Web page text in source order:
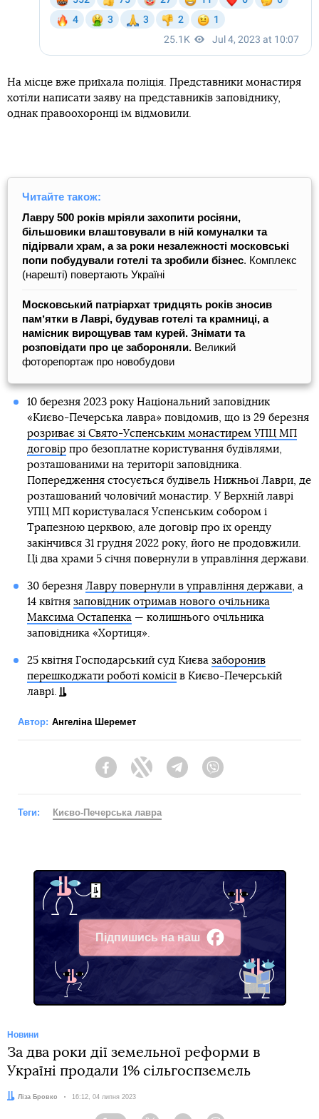
На місце вже приїхала поліція. Представники монастиря
хотіли написати заяву на представників заповіднику,
однак правоохоронці їм відмовили.
Читайте також:
Лавру 500 років мріяли захопити росіяни,
більшовики влаштовували в ній комуналки та
підірвали храм, а за роки незалежності московські
попи побудували готелі та зробили бізнес. Комплекс
(нарешті) повертають Україні
Московський патріархат тридцять років зносив
памʼятки в Лаврі, будував готелі та крамниці, а
намісник вирощував там курей. Знімати та
розповідати про це забороняли. Великий
фоторепортаж про новобудови
10 березня 2023 року Національний заповідник
«Києво-Печерська лавра» повідомив, що із 29 березня
розриває зі Свято-Успенським монастирем УПЦ МП
договірпро безоплатне користування будівлями,
розташованими на території заповідника.
Попередження стосується будівель Нижньої Лаври, де
розташований чоловічий монастир. У Верхній лаврі
УПЦ МП користувалася Успенським собором і
Трапезною церквою, але договір про їх оренду
закінчився 31 грудня 2022 року, його не продовжили.
Ці два храми 5 січня повернули в управління держави.
30 березня Лавру повернули в управління держави, а
14 квітня заповідник отримав нового очільника
Максима Остапенка— колишнього очільника
заповідника «Хортиця».
25 квітня Господарський суд Києва заборонив
перешкоджати роботі комісіїв Києво-Печерській
лаврі.
Автор: Ангеліна Шеремет
FacebookTwitter Telegram
Теги: Києво-Печерська лавра
Підпишись на наш
Facebook
Новини
За два роки дії земельної реформи в
Україні продали 1% сільгоспземель
Автор:
Ліза Бровко Дата:
16:12, 04 липня 2023